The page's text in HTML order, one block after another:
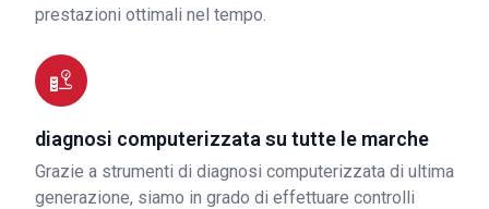
prestazioni ottimali nel tempo.
diagnosi computerizzata su tutte le marche
Grazie a strumenti di diagnosi computerizzata di ultima
generazione, siamo in grado di effettuare controlli